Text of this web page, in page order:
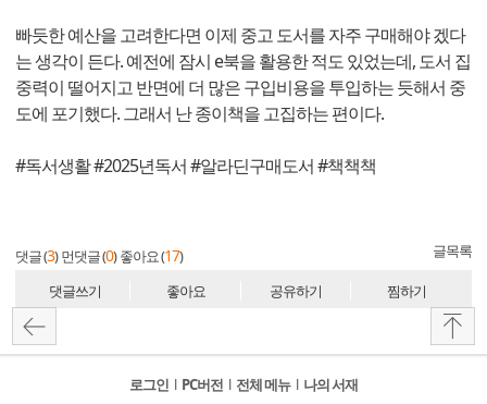
빠듯한 예산을 고려한다면 이제 중고 도서를 자주 구매해야 겠다
는 생각이 든다. 예전에 잠시 e북을 활용한 적도 있었는데, 도서 집
중력이 떨어지고 반면에 더 많은 구입비용을 투입하는 듯해서 중
도에 포기했다. 그래서 난 종이책을 고집하는 편이다.
#독서생활 #2025년독서 #알라딘구매도서 #책책책
댓글 (3) 먼댓글 (0) 좋아요 (17) 글목록
댓글쓰기 좋아요 공유하기 찜하기
로그인 l PC버전 l 전체 메뉴 l 나의 서재